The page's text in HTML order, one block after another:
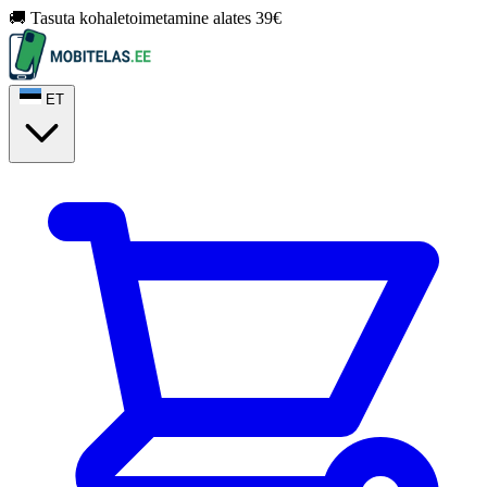
🚚 Tasuta kohaletoimetamine alates 39€
ET